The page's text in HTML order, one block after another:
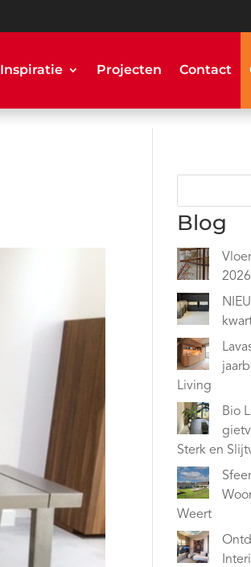
Inspiratie Projecten Contact
Blog
2026
Living
Bio
Sterk en
Weert